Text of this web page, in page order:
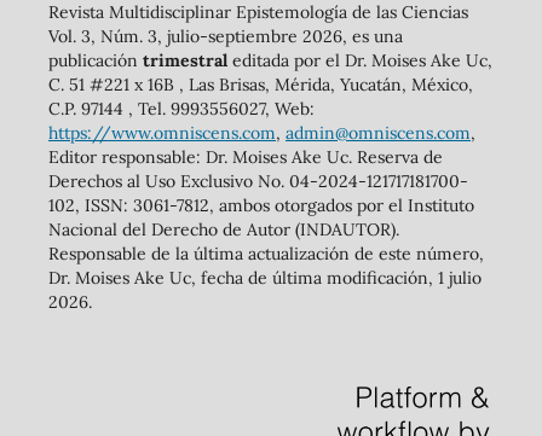
Revista Multidisciplinar Epistemología de las Ciencias
Vol. 3, Núm. 3, julio-septiembre 2026, es una
publicación trimestraleditada por el Dr. Moises Ake Uc,
C. 51 #221 x 16B , Las Brisas, Mérida, Yucatán, México,
C.P. 97144 , Tel. 9993556027, Web:
https://www.omniscens.com, admin@omniscens.com,
Editor responsable: Dr. Moises Ake Uc. Reserva de
Derechos al Uso Exclusivo No. 04-2024-121717181700-
102, ISSN: 3061-7812, ambos otorgados por el Instituto
Nacional del Derecho de Autor (INDAUTOR).
Responsable de la última actualización de este número,
Dr. Moises Ake Uc, fecha de última modificación, 1 julio
2026.